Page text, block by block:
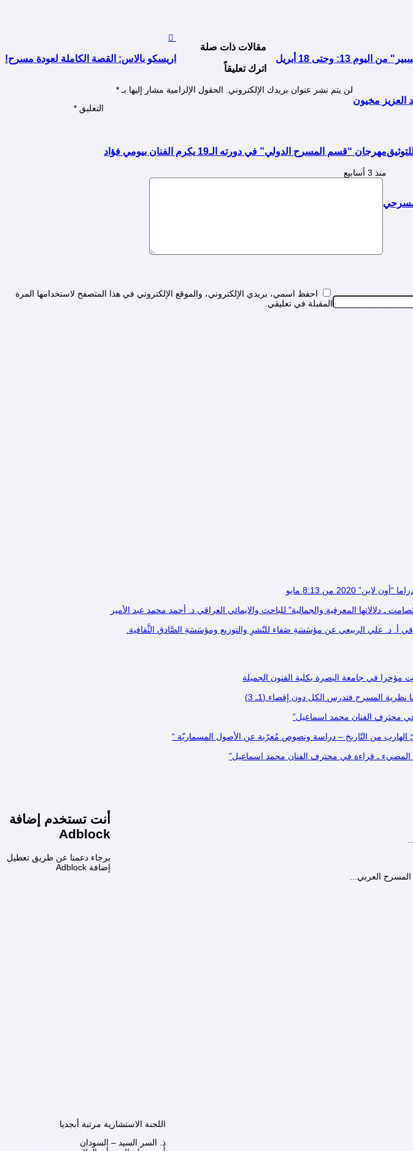
اريسكو بالاس: القصة الكاملة لعودة مسرح!
مقالات ذات صلة
العزيز مخيون
مهرجان “قسم المسرح الدولي” في دورته الـ19 يكرم الفنان بيومي فؤاد
منذ 3 أسابيع
مسرحي
اترك تعليقاً
لن يتم نشر عنوان بريدك الإلكتروني. الحقول الإلزامية مشار إليها بـ *
التعليق *
احفظ اسمي، بريدي الإلكتروني، والموقع الإلكتروني في هذا المتصفح لاستخدامها المرة
المقبلة في تعليقي.
من 8:13 مايو
ـ دلالاتها المعرفية والجمالية” للباحث والايمائي العراقي د. أحمد محمد عبد الأمير
أ. د. علي الربيعي عن مؤسَسَةِ صَفاء للنّشرِ والتوزيع ومؤسَسَةِ الصَّادق الثَّقافية.
في جامعة البصرة بكلية الفنون الجميلة
المسرح فتدرس الكل دون إقصاء.(1ـ 3)
في محترف الفنان محمد اسماعيل”
الهارب من التّاريخ – دراسة ونصوص مُعرّبة عن الأصول المسماريّة “
المضيء ـ قراءة في محترف الفنان محمد اسماعيل”
العربي...
اللجنة الاستشارية مرتبة أبجديا
ذ. السر السيد – السودان
أنت تستخدم إضافة
Adblock
برجاء دعمنا عن طريق تعطيل
إضافة Adblock